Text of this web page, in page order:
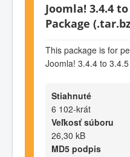
Joomla! 3.4.4
Package
This package is for
Joomla! 3.4.4 to 3.4.5
Stiahnuté
6 102-krát
Veľkosť súboru
26,30 kB
MD5 podpis